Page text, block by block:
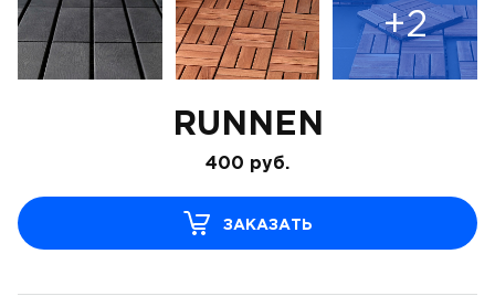
+2
RUNNEN
400 руб.
ЗАКАЗАТЬ